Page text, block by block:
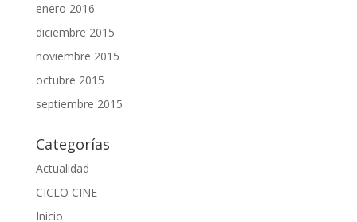
enero 2016
diciembre 2015
noviembre 2015
octubre 2015
septiembre 2015
Categorías
Actualidad
CICLO CINE
Inicio